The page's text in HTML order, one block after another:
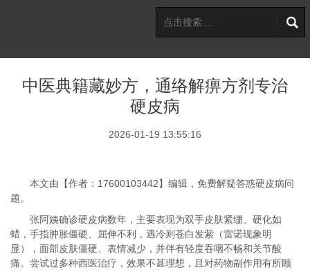
中医典籍藏妙方，通络解痹方剂专治
硬皮病
2026-01-19 13:55:16
本文由【作者：17600103442】编辑，免费解疑答惑硬皮病问
题。
张阿姨确诊硬皮病数年，主要表现为双手皮肤紧绷、硬化如
蜡，手指肿胀僵硬、屈伸不利，遇冷则苍白发紫（雷诺现象明
显），面部皮肤僵硬、表情减少，并伴有轻度吞咽不畅和关节酸
痛。尝试过多种西医治疗，效果不甚理想，且对药物副作用有所顾